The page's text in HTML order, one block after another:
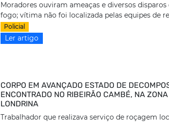
Moradores ouviram ameaças e diversos disparos
fogo; vítima não foi localizada pelas equipes de
Policial
Ler artigo
CORPO EM AVANÇADO ESTADO DE
ENCONTRADO NO RIBEIRÃO CAMBÉ, NA
LONDRINA
Trabalhador que realizava serviço de roçagem